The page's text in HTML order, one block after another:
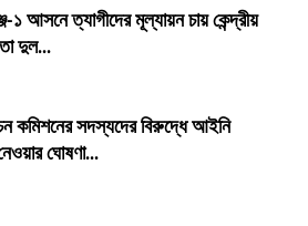
১ আসনে ত্যাগীদের মূল্যায়ন চায় কেন্দ্রীয়
দুল...
কমিশনের সদস্যদের বিরুদ্ধে আইনি
ঘোষণা...